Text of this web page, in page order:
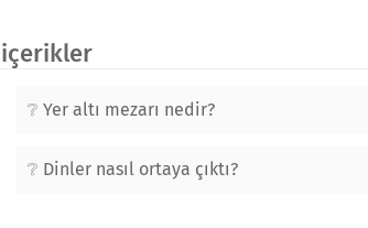
içerikler
Yer altı mezarı nedir?
Dinler nasıl ortaya çıktı?